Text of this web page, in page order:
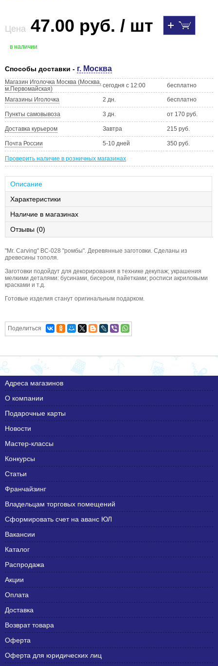
Цена 47.00 руб. / шт
в наличии
Способы доставки - г. Москва
Магазин Иголочка Москва (Москва,
м.Первомайская)
сегодня с 12:00 бесплатно
Магазины Иголочка 2 дн. бесплатно
Пункты самовывоза 3 дн. от 170 руб.
Доставка курьером Завтра 215 руб.
Почта России 5-10 дней 350 руб.
Проверить наличие в розничных магазинах
Описание
Характеристики
Наличие в магазинах
Отзывы (0)
"Mr. Carving" BC-028 "ромбы". Деревянные заготовки. Сделаны из
древесины тополя.
Заготовки подойдут для декорирования в технике декупаж; украшения
мелкими деталями: бусинами, бисером, пайетками; росписи акриловыми
красками и т.д.
Готовые изделия станут оригинальным подарком.
Поделиться
Адреса магазинов
О компании
Подарочные карты
Новости
Мастер-классы
Конкурсы
Статьи
Франчайзинг
Владельцам торговых помещений
Сформировать счет на аванс ЮЛ
Вакансии
Каталог
Распродажа
Акции
Оплата
Доставка
Возврат товара
Оферта
Оферта для юридических лиц